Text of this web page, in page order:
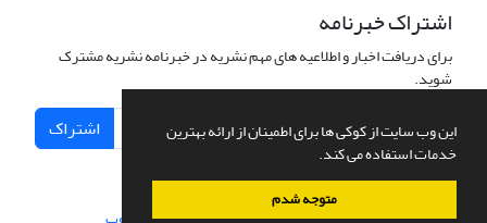
این وب سایت از کوکی ها برای اطمینان از ارائه بهترین
خدمات استفاده می کند.
متوجه شدم
اشتراک خبرنامه
برای دریافت اخبار و اطلاعیه های مهم نشریه در خبرنامه نشریه مشترک
شوید.
اشتراک